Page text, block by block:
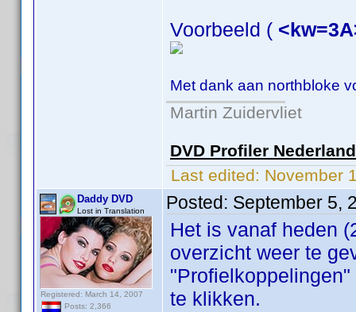
Voorbeeld (
Met dank aan northbloke
Martin Zuidervliet
DVD Profiler
Last edited: November
Daddy DVD
Lost in Translation
Registered: March 14, 2007
Posts: 2,366
Posted: September 5,
Het is vanaf heden
overzicht weer te
te klikken.